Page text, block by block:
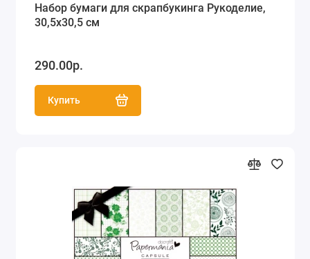
Набор бумаги для скрапбукинга Рукоделие,
30,5х30,5 см
290.00р.
Купить